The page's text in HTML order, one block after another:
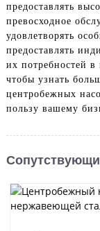
предоставлять
превосходное
удовлетворять
предоставлять
их потребностей в
чтобы узнать
центробежных
пользу вашему